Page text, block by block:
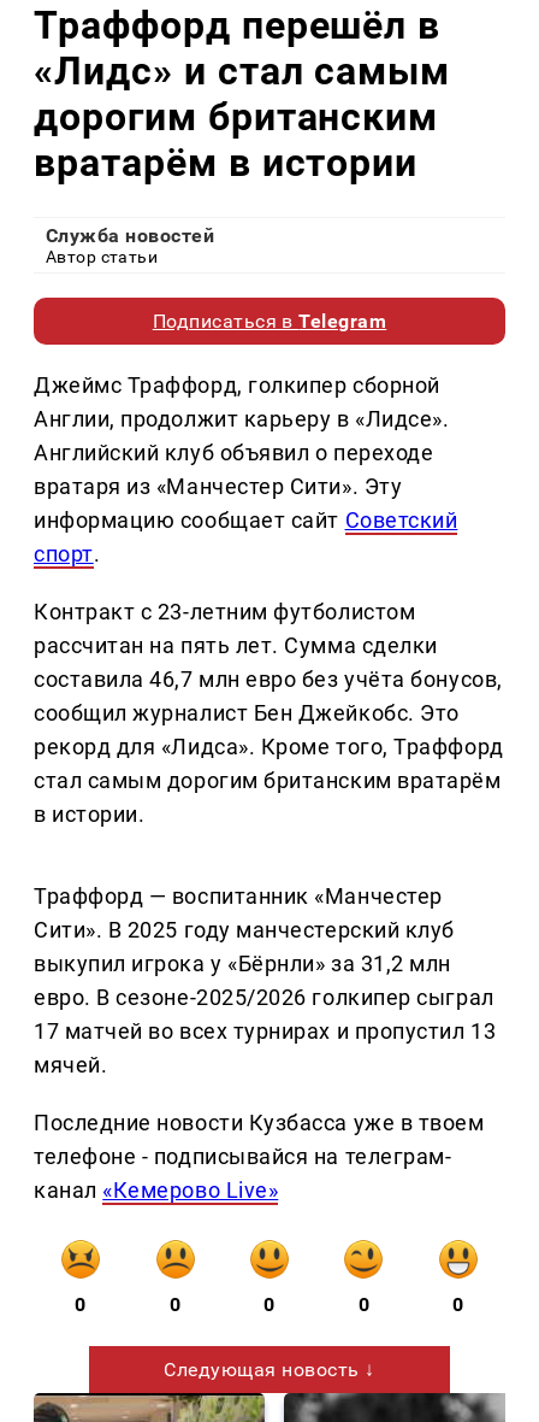
Траффорд перешёл в
«Лидс» и стал самым
дорогим британским
вратарём в истории
Служба новостей
Автор статьи
Подписаться вTelegram
Джеймс Траффорд, голкипер сборной
Англии, продолжит карьеру в «Лидсе».
Английский клуб объявил о переходе
вратаря из «Манчестер Сити». Эту
информацию сообщает сайт Советский
спорт.
Контракт с 23-летним футболистом
рассчитан на пять лет. Сумма сделки
составила 46,7 млн евро без учёта бонусов,
сообщил журналист Бен Джейкобс. Это
рекорд для «Лидса». Кроме того, Траффорд
стал самым дорогим британским вратарём
в истории.
Траффорд — воспитанник «Манчестер
Сити». В 2025 году манчестерский клуб
выкупил игрока у «Бёрнли» за 31,2 млн
евро. В сезоне-2025/2026 голкипер сыграл
17 матчей во всех турнирах и пропустил 13
мячей.
Последние новости Кузбасса уже в твоем
телефоне - подписывайся на телеграм-
канал «Кемерово Live»
0 0 0 0 0
Следующая новость ↓